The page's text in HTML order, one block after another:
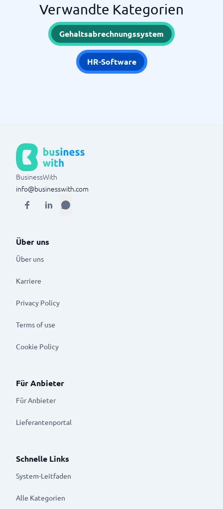
Verwandte Kategorien
Gehaltsabrechnungssystem
HR-Software
BusinessWith
info@businesswith.com
Über uns
Über uns
Karriere
Privacy Policy
Terms of use
Cookie Policy
Für Anbieter
Für Anbieter
Lieferantenportal
Schnelle Links
System-Leitfaden
Alle Kategorien